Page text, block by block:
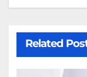
Related